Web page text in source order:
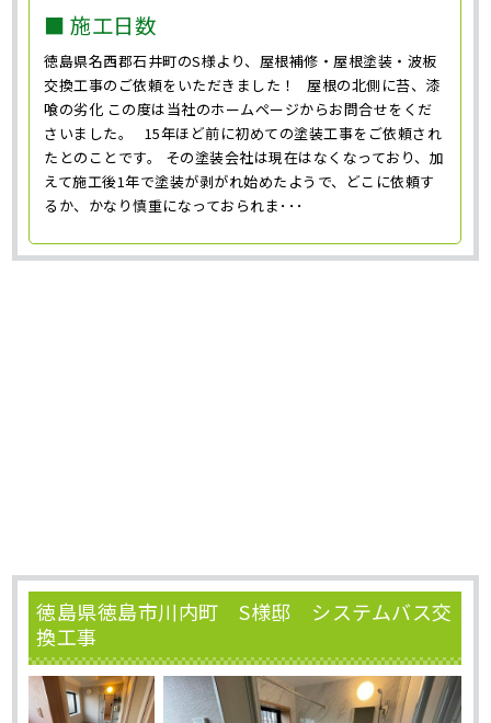
■ 施工日数
徳島県名西郡石井町のS様より、屋根補修・屋根塗装・波板
交換工事のご依頼をいただきました！ 屋根の北側に苔、漆
喰の劣化 この度は当社のホームページからお問合せをくだ
さいました。 15年ほど前に初めての塗装工事をご依頼され
たとのことです。 その塗装会社は現在はなくなっており、加
えて施工後1年で塗装が剥がれ始めたようで、どこに依頼す
るか、かなり慎重になっておられま･･･
徳島県徳島市川内町 S様邸 システムバス交
換工事